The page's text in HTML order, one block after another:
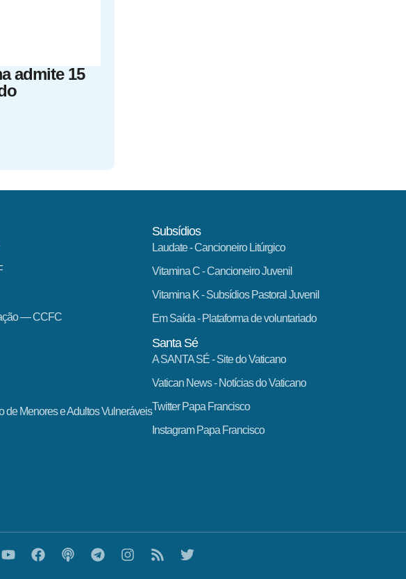
admite 15
— CCFC
de Menores e Adultos Vulneráveis
Subsídios
Laudate- Cancioneiro Litúrgico
Vitamina C- Cancioneiro Juvenil
Vitamina K- Subsídios Pastoral Juvenil
Em Saída- Plataforma de voluntariado
Santa Sé
A SANTA SÉ - Site do Vaticano
Vatican News- Notícias do Vaticano
Twitter Papa Francisco
Instagram Papa Francisco